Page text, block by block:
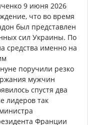
9 июня 2026
что во время
был представлен
сил Украины. По
средства именно на
поручили резко
мужчин
спустя два
лидеров так
Франции